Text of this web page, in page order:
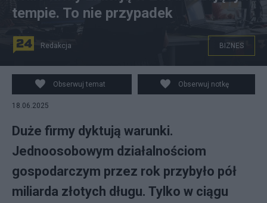
tempie. To nie przypadek
Redakcja BIZNES
Obserwuj temat Obserwuj notkę
18.06.2025
Duże firmy dyktują warunki.
Jednoosobowym działalnościom
gospodarczym przez rok przybyło pół
miliarda złotych długu. Tylko w ciągu